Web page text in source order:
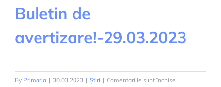
Buletin de
avertizare!-29.03.2023
By Primaria | 30.03.2023 | Știri | Comentariile sunt închise